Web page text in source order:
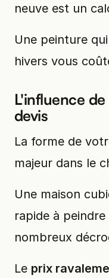
neuve est un
Une peinture
hivers vous
L'influence
devis
La forme de
majeur dans le
Une maison
rapide à
nombreux
Le prix